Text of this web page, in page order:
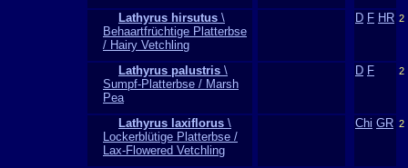
Lathyrus hirsutus \
Behaartfrüchtige Platterbse
/ Hairy Vetchling
D F HR 2
Lathyrus palustris \
Sumpf-Platterbse / Marsh
Pea
D F 2
Lathyrus laxiflorus \
Lockerblütige Platterbse /
Lax-Flowered Vetchling
Chi GR 2